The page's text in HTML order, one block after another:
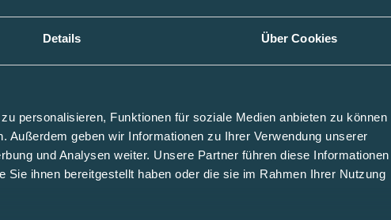
Details Über Cookies
personalisieren, Funktionen für soziale Medien anbieten zu können
Außerdem geben wir Informationen zu Ihrer Verwendung unserer
und Analysen weiter. Unsere Partner führen diese Informationen
ihnen bereitgestellt haben oder die sie im Rahmen Ihrer Nutzung
werden sollten.
Kanülenlänge
Schlauchlänge